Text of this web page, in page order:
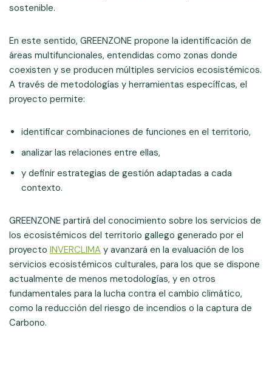
sostenible.
En este sentido, GREENZONE propone la identificación de
áreas multifuncionales, entendidas como zonas donde
coexisten y se producen múltiples servicios ecosistémicos.
A través de metodologías y herramientas específicas, el
proyecto permite:
identificar combinaciones de funciones en el territorio,
analizar las relaciones entre ellas,
y definir estrategias de gestión adaptadas a cada
contexto.
GREENZONE partirá del conocimiento sobre los servicios de
los ecosistémicos del territorio gallego generado por el
proyecto INVERCLIMA y avanzará en la evaluación de los
servicios ecosistémicos culturales, para los que se dispone
actualmente de menos metodologías, y en otros
fundamentales para la lucha contra el cambio climático,
como la reducción del riesgo de incendios o la captura de
Carbono.